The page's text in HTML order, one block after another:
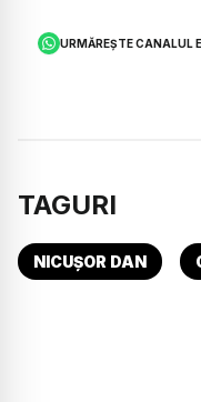
URMĂREȘTE CANALUL
TAGURI
NICUȘOR DAN